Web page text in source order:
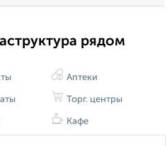
рядом
Аптеки
Торг. центры
Кафе